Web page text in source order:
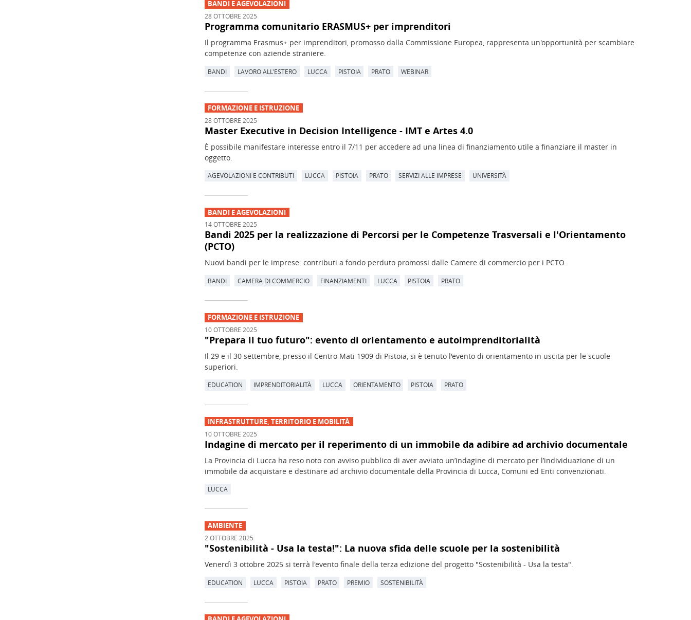
BANDI E AGEVOLAZIONI
28 OTTOBRE 2025
Programma comunitario ERASMUS+ per imprenditori
Il programma Erasmus+ per imprenditori, promosso dalla Commissione Europea, rappresenta un'opportunità per scambiare
competenze con aziende straniere.
BANDI LAVORO ALL'ESTERO LUCCA PISTOIA PRATO WEBINAR
FORMAZIONE E ISTRUZIONE
28 OTTOBRE 2025
Master Executive in Decision Intelligence - IMT e Artes 4.0
È possibile manifestare interesse entro il 7/11 per accedere ad una linea di finanziamento utile a finanziare il master in
oggetto.
AGEVOLAZIONI E CONTRIBUTI LUCCA PISTOIA PRATO SERVIZI ALLE IMPRESE UNIVERSITÀ
BANDI E AGEVOLAZIONI
14 OTTOBRE 2025
Bandi 2025 per la realizzazione di Percorsi per le Competenze Trasversali e l'Orientamento
(PCTO)
Nuovi bandi per le imprese: contributi a fondo perduto promossi dalle Camere di commercio per i PCTO.
BANDI CAMERA DI COMMERCIO FINANZIAMENTI LUCCA PISTOIA PRATO
FORMAZIONE E ISTRUZIONE
10 OTTOBRE 2025
"Prepara il tuo futuro": evento di orientamento e autoimprenditorialità
Il 29 e il 30 settembre, presso il Centro Mati 1909 di Pistoia, si è tenuto l'evento di orientamento in uscita per le scuole
superiori.
EDUCATION IMPRENDITORIALITÀ LUCCA ORIENTAMENTO PISTOIA PRATO
INFRASTRUTTURE, TERRITORIO E MOBILITÀ
10 OTTOBRE 2025
Indagine di mercato per il reperimento di un immobile da adibire ad archivio documentale
La Provincia di Lucca ha reso noto con avviso pubblico di aver avviato un’indagine di mercato per l’individuazione di un
immobile da acquistare e destinare ad archivio documentale della Provincia di Lucca, Comuni ed Enti convenzionati.
LUCCA
AMBIENTE
2 OTTOBRE 2025
"Sostenibilità - Usa la testa!": La nuova sfida delle scuole per la sostenibilità
Venerdì 3 ottobre 2025 si terrà l'evento finale della terza edizione del progetto "Sostenibilità - Usa la testa".
EDUCATION LUCCA PISTOIA PRATO PREMIO SOSTENIBILITÀ